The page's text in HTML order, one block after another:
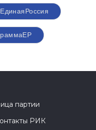
партии
РИК